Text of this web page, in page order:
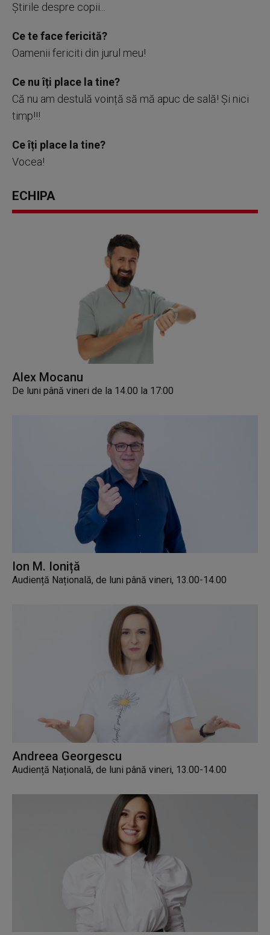
Știrile despre copii...
Ce te face fericită?
Oamenii fericiti din jurul meu!
Ce nu îți place la tine?
Că nu am destulă voință să mă apuc de sală! Și nici
timp!!!
Ce îți place la tine?
Vocea!
ECHIPA
Alex Mocanu
De luni până vineri de la 14.00 la 17:00
Ion M. Ioniță
Audiență Națională, de luni până vineri, 13.00-14.00
Andreea Georgescu
Audiență Națională, de luni până vineri, 13.00-14.00